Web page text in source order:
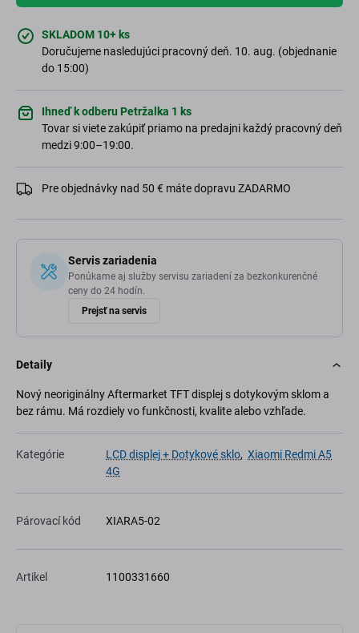
SKLADOM 10+ ks
Doručujeme nasledujúci pracovný deň. 10. aug. (objednanie
do 15:00)
Ihneď k odberu Petržalka 1 ks
Tovar si viete zakúpiť priamo na predajni každý pracovný deň
medzi 9:00–19:00.
Pre objednávky nad 50 € máte dopravu ZADARMO
Servis zariadenia
Ponúkame aj služby servisu zariadení za bezkonkurenčné
ceny do 24 hodín.
Prejsť na servis
Detaily
Nový neoriginálny Aftermarket TFT displej s dotykovým sklom a
bez rámu. Má rozdiely vo funkčnosti, kvalite alebo vzhľade.
Kategórie LCD displej + Dotykové sklo, Xiaomi Redmi A5
4G
Párovací kód XIARA5-02
Artikel 1100331660